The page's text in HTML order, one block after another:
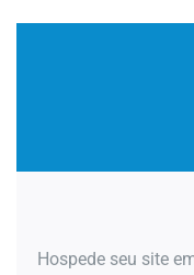
Hospede seu site